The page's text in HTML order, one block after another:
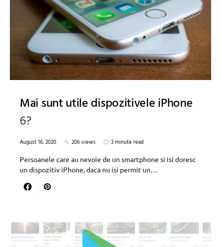
Mai sunt utile dispozitivele iPhone
6?
August 16, 2020 206 views
3 minute read
Persoanele care au nevoie de un smartphone si isi doresc
un dispozitiv iPhone, daca nu isi permit un…